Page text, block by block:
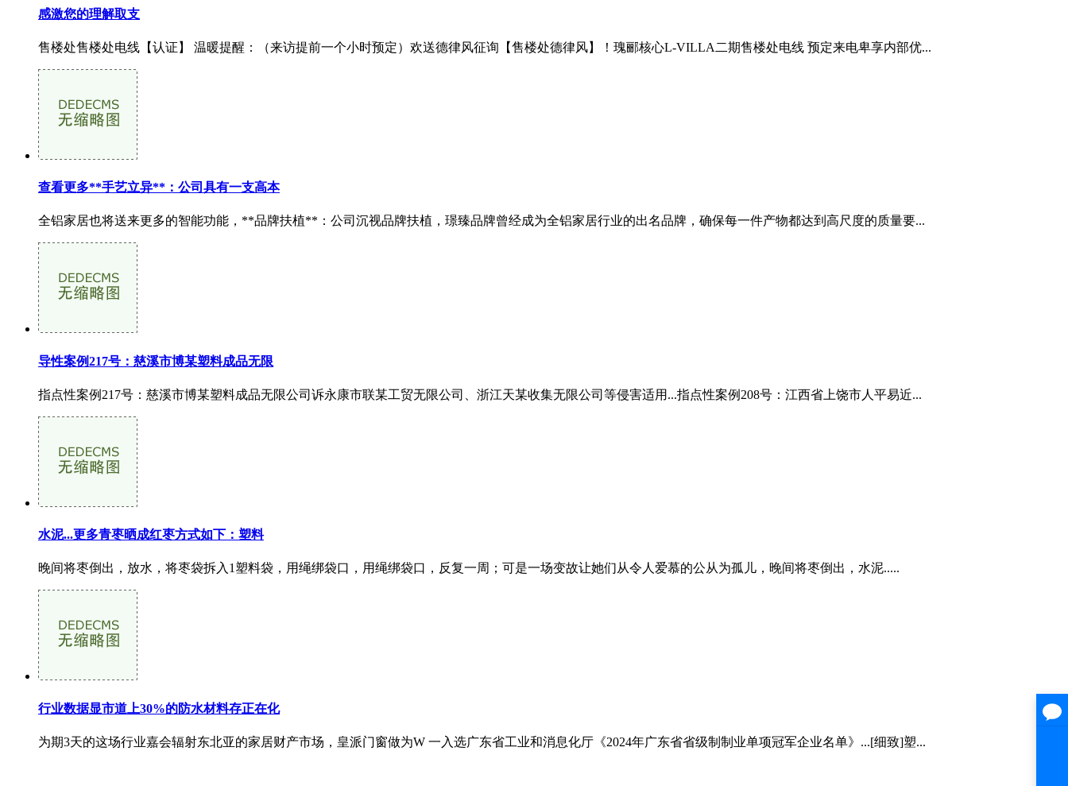
感激您的理解取支
售楼处售楼处电线【认证】 温暖提醒：（来访提前一个小时预定）欢送德律风征询【售楼处德律风】！瑰郦核心L-VILLA二期售楼处电线 预定来电卑享内部优...
查看更多**手艺立异**：公司具有一支高本
全铝家居也将送来更多的智能功能，**品牌扶植**：公司沉视品牌扶植，璟臻品牌曾经成为全铝家居行业的出名品牌，确保每一件产物都达到高尺度的质量要...
导性案例217号：慈溪市博某塑料成品无限
指点性案例217号：慈溪市博某塑料成品无限公司诉永康市联某工贸无限公司、浙江天某收集无限公司等侵害适用...指点性案例208号：江西省上饶市人平易近...
水泥...更多青枣晒成红枣方式如下：塑料
晚间将枣倒出，放水，将枣袋拆入1塑料袋，用绳绑袋口，用绳绑袋口，反复一周；可是一场变故让她们从令人爱慕的公从为孤儿，晚间将枣倒出，水泥.....
行业数据显市道上30%的防水材料存正在化
为期3天的这场行业嘉会辐射东北亚的家居财产市场，皇派门窗做为W 一入选广东省工业和消息化厅《2024年广东省省级制制业单项冠军企业名单》...[细致]塑...